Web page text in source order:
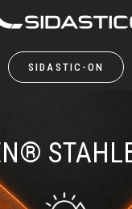
SIDASTIC-ON